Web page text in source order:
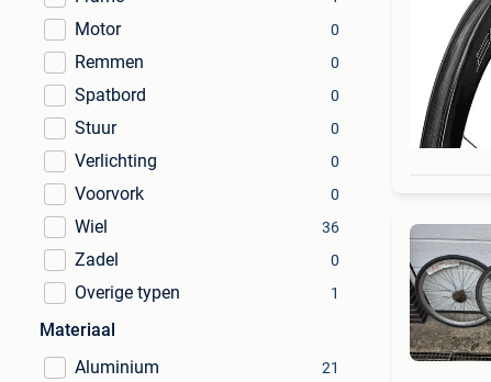
Motor 0
Remmen 0
Spatbord 0
Stuur 0
Verlichting 0
Voorvork 0
Wiel 36
Zadel 0
Overige typen 1
Materiaal
Aluminium
21